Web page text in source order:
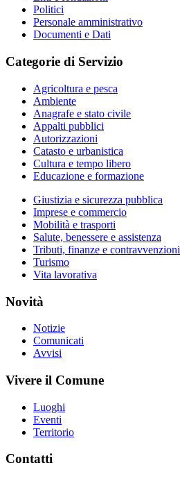
Politici
Personale amministrativo
Documenti e Dati
Categorie di Servizio
Agricoltura e pesca
Ambiente
Anagrafe e stato civile
Appalti pubblici
Autorizzazioni
Catasto e urbanistica
Cultura e tempo libero
Educazione e formazione
Giustizia e sicurezza pubblica
Imprese e commercio
Mobilità e trasporti
Salute, benessere e assistenza
Tributi, finanze e contravvenzioni
Turismo
Vita lavorativa
Novità
Notizie
Comunicati
Avvisi
Vivere il Comune
Luoghi
Eventi
Territorio
Contatti